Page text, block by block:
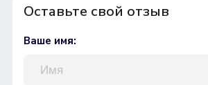
Оставьте свой отзыв
Ваше имя: